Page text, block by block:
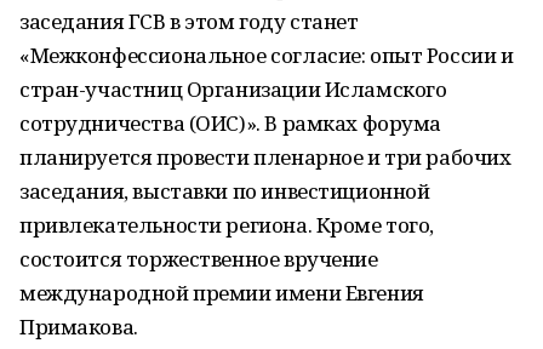
заседания ГСВ в этом году станет
«Межконфессиональное согласие: опыт России и
стран-участниц Организации Исламского
сотрудничества (ОИС)». В рамках форума
планируется провести пленарное и три рабочих
заседания, выставки по инвестиционной
привлекательности региона. Кроме того,
состоится торжественное вручение
международной премии имени Евгения
Примакова.